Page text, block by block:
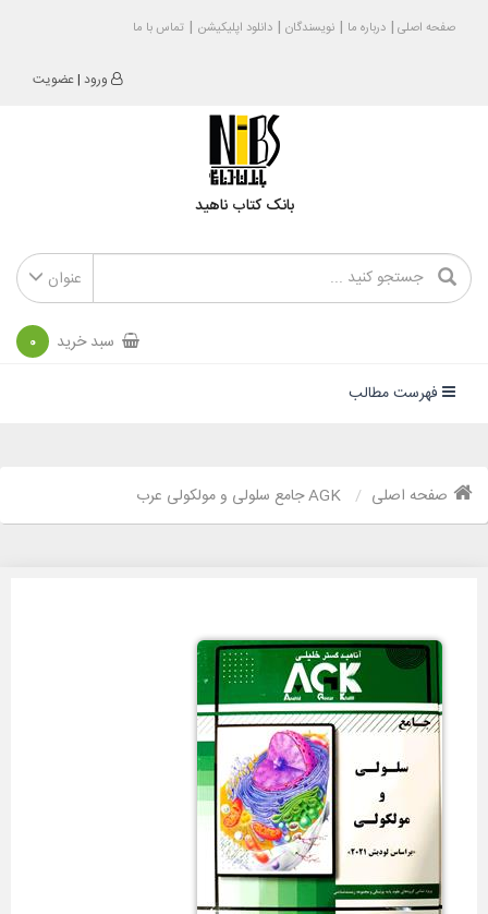
صفحه اصلی درباره ما نویسندگان دانلود اپلیکیشن تماس با ما
ورود |عضویت
بانک کتاب ناهید
عنوان
سبد خرید 0
فهرست مطالب
صفحه اصلی